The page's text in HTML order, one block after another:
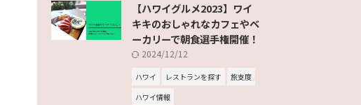
【ハワイグルメ2023】ワイ
キキのおしゃれなカフェやベ
ーカリーで朝食選手権開催！
2024/12/12
ハワイ レストランを探す
旅支度
ハワイ情報